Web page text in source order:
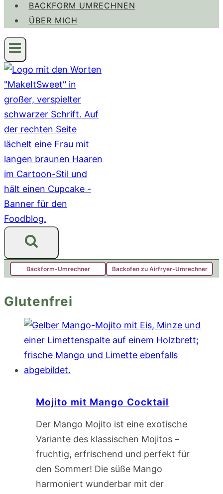
BACKFORM UMRECHNEN
ÜBER MICH
Backform-Umrechner Backofen zu Airfryer-Umrechner
Glutenfrei
Mojito mit Mango Cocktail
Der Mango Mojito ist eine exotische
Variante des klassischen Mojitos –
fruchtig, erfrischend und perfekt für
den Sommer! Die süße Mango
harmoniert wunderbar mit der